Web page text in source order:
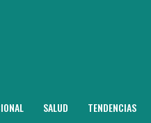
SALUD TENDENCIAS